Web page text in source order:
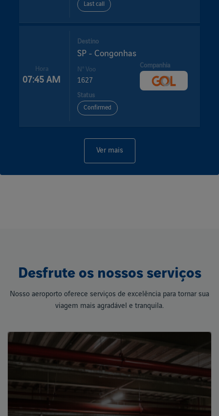
Last call
Hora
07:45 AM
Destino
SP - Congonhas
Companhia
Nº Voo
1627
Status
Confirmed
Ver mais
Desfrute os nossos serviços
Nosso aeroporto oferece serviços de excelência para tornar sua
viagem mais agradável e tranquila.